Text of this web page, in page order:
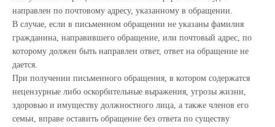
направлен по почтовому адресу, указанному в обращении.
В случае, если в письменном обращении не указаны фамилия
гражданина, направившего обращение, или почтовый адрес, по
которому должен быть направлен ответ, ответ на обращение не
дается.
При получении письменного обращения, в котором содержатся
нецензурные либо оскорбительные выражения, угрозы жизни,
здоровью и имуществу должностного лица, а также членов его
семьи, вправе оставить обращение без ответа по существу